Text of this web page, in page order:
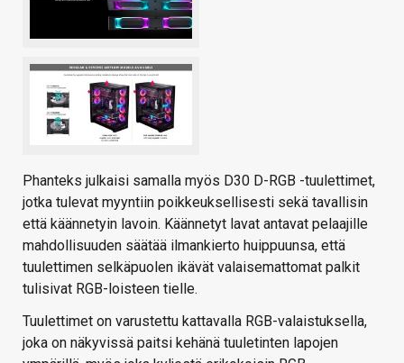
Phanteks julkaisi samalla myös D30 D-RGB -tuulettimet,
jotka tulevat myyntiin poikkeuksellisesti sekä tavallisin
että käännetyin lavoin. Käännetyt lavat antavat pelaajille
mahdollisuuden säätää ilmankierto huippuunsa, että
tuulettimen selkäpuolen ikävät valaisemattomat palkit
tulisivat RGB-loisteen tielle.
Tuulettimet on varustettu kattavalla RGB-valaistuksella,
joka on näkyvissä paitsi kehänä tuuletinten lapojen